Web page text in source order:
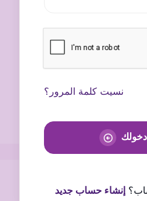
نسيت كلمة المرور؟
إنشاء حساب جديد